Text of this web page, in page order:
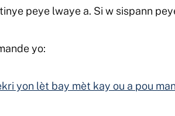
peye lwaye a. Si w sispann
yo:
yon lèt bay mèt kay ou a pou